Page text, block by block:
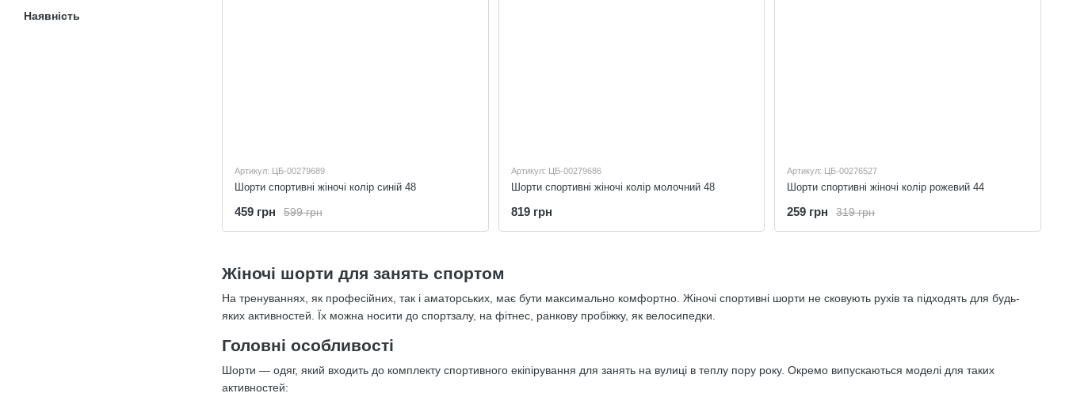
Жіночі шорти для занять спортом
На тренуваннях, як професійних, так і аматорських, має бути максимально комфортно. Жіночі спортивні шорти не сковують рухів та підходять для будь-
яких активностей. Їх можна носити до спортзалу, на фітнес, ранкову пробіжку, як велосипедки.
Головні особливості
Шорти — одяг, який входить до комплекту спортивного екіпірування для занять на вулиці в теплу пору року. Окремо випускаються моделі для таких
активностей:
Артикул: ЦБ-00279689
Шорти спортивні жіночі колір синій 48
599 грн
459 грн
Артикул: ЦБ-00279686
Шорти спортивні жіночі колір молочний 48
819 грн
Артикул: ЦБ-00276527
Шорти спортивні жіночі колір рожевий 44
319 грн
259 грн
Наявність